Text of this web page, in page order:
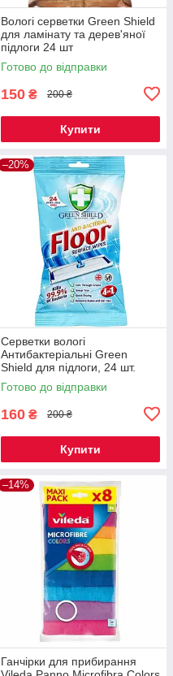
Вологі серветки Green Shield
для ламінату та дерев'яної
підлоги 24 шт
Готово до відправки
150 ₴ 200 ₴
Купити
–20%
Серветки вологі
Антибактеріальні Green
Shield для підлоги, 24 шт.
Готово до відправки
160 ₴ 200 ₴
Купити
–14%
Ганчірки для прибирання